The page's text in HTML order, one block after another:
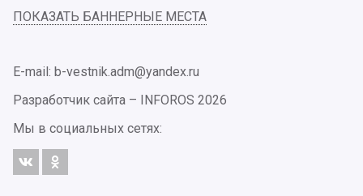
ПОКАЗАТЬ БАННЕРНЫЕ МЕСТА
E-mail: b-vestnik.adm@yandex.ru
Разработчик сайта – INFOROS 2026
Мы в социальных сетях: